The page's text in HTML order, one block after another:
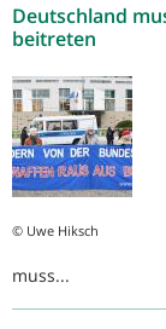
Deutschland
beitreten
© Uwe Hiksch
muss...